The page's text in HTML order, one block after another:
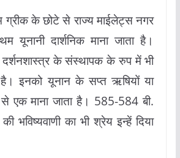
के छोटे से राज्य माईलेट्स नगर
यूनानी दार्शनिक माना जाता है।
दर्शनशास्त्र के संस्थापक के रुप में भी
है। इनको यूनान के सप्त ऋषियों या
से एक माना जाता है। 585-584 बी.
भविष्यवाणी का भी श्रेय इन्हें दिया